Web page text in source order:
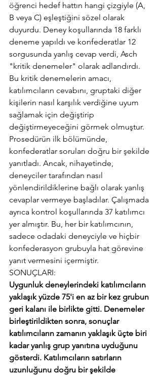
öğrenci hedef hattın hangi çizgiyle (A,
B veya C) eşleştiğini sözel olarak
duyurdu. Deney koşullarında 18 farklı
deneme yapıldı ve konfederatlar 12
sorgusunda yanlış cevap verdi, Asch
"kritik denemeler" olarak adlandırdı.
Bu kritik denemelerin amacı,
katılımcıların cevabını, gruptaki diğer
kişilerin nasıl karşılık verdiğine uyum
sağlamak için değiştirip
değiştirmeyeceğini görmek olmuştur.
Prosedürün ilk bölümünde,
konfederatlar soruları doğru bir şekilde
yanıtladı. Ancak, nihayetinde,
deneyciler tarafından nasıl
yönlendirildiklerine bağlı olarak yanlış
cevaplar vermeye başladılar. Çalışmada
ayrıca kontrol koşullarında 37 katılımcı
yer almıştır. Bu, her bir katılımcının,
sadece odadaki deneyciyle ve hiçbir
konfederasyon grubuyla hat görevine
yanıt vermesini içermiştir.
SONUÇLARI:
Uygunluk deneylerindeki katılımcıların
yaklaşık yüzde 75'i en az bir kez grubun
geri kalanı ile birlikte gitti. Denemeler
birleştirildikten sonra, sonuçlar
katılımcıların zamanın yaklaşık üçte biri
kadar yanlış grup yanıtına uyduğunu
gösterdi. Katılımcıların satırların
uzunluğunu doğru bir şekilde